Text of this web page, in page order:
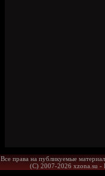
Все права на публикуемые
(С) 2007-2026 xzona.su -